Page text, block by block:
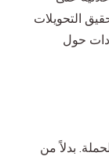
التحويلات
حول
بدلاً من